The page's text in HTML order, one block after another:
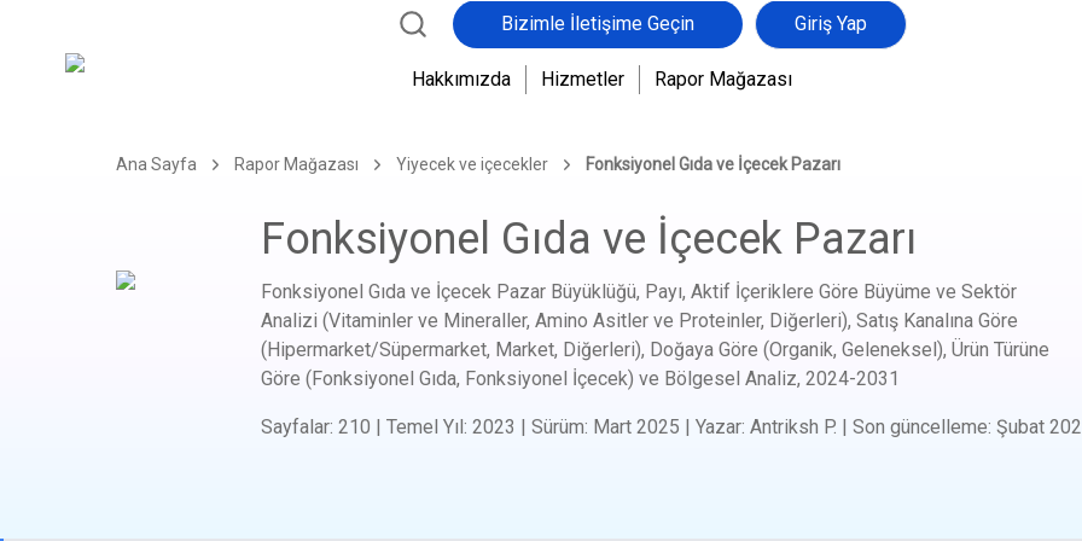
Bizimle İletişime Geçin Giriş Yap
Hakkımızda Hizmetler Rapor Mağazası
Ana Sayfa Rapor Mağazası Yiyecek ve içecekler Fonksiyonel Gıda ve İçecek Pazarı
Fonksiyonel Gıda ve İçecek Pazarı
Fonksiyonel Gıda ve İçecek Pazar Büyüklüğü, Payı, Aktif İçeriklere Göre Büyüme ve Sektör
Analizi (Vitaminler ve Mineraller, Amino Asitler ve Proteinler, Diğerleri), Satış Kanalına Göre
(Hipermarket/Süpermarket, Market, Diğerleri), Doğaya Göre (Organik, Geleneksel), Ürün Türüne
Göre (Fonksiyonel Gıda, Fonksiyonel İçecek) ve Bölgesel Analiz, 2024-2031
Sayfalar: 210 | Temel Yıl: 2023 | Sürüm: Mart 2025 | Yazar: Antriksh P. | Son güncelleme: Şubat